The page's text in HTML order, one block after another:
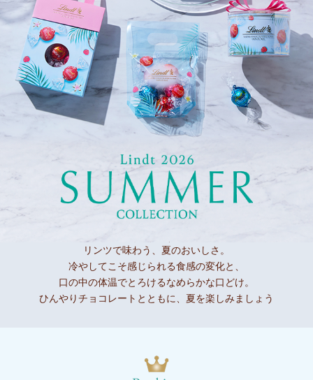
リンツで味わう、夏のおいしさ。
冷やしてこそ感じられる食感の変化と、
口の中の体温でとろけるなめらかな口どけ。
ひんやりチョコレートとともに、夏を楽しみましょう